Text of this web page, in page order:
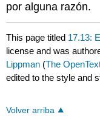
por alguna razón.
This page titled 17.13:
license and was
Lippman (The
edited to the style and
Volver arriba